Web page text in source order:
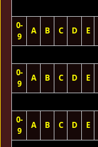
0-
9
A B C D E
0-
9
A B C D E
0-
9
A B C D E